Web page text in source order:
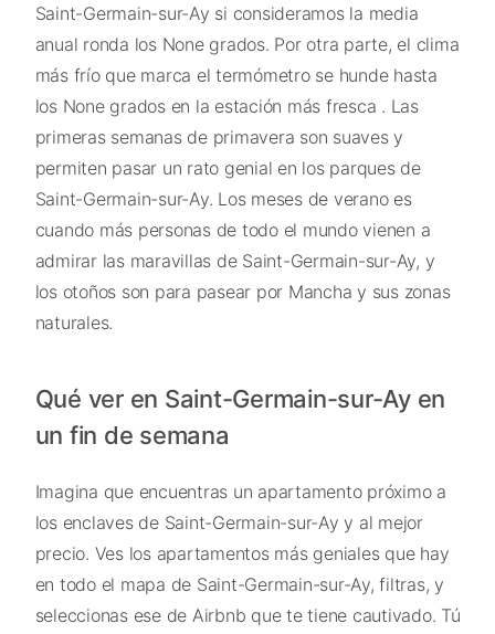
Saint-Germain-sur-Ay si consideramos la media
anual ronda los None grados. Por otra parte, el clima
más frío que marca el termómetro se hunde hasta
los None grados en la estación más fresca . Las
primeras semanas de primavera son suaves y
permiten pasar un rato genial en los parques de
Saint-Germain-sur-Ay. Los meses de verano es
cuando más personas de todo el mundo vienen a
admirar las maravillas de Saint-Germain-sur-Ay, y
los otoños son para pasear por Mancha y sus zonas
naturales.
Qué ver en Saint-Germain-sur-Ay en
un fin de semana
Imagina que encuentras un apartamento próximo a
los enclaves de Saint-Germain-sur-Ay y al mejor
precio. Ves los apartamentos más geniales que hay
en todo el mapa de Saint-Germain-sur-Ay, filtras, y
seleccionas ese de Airbnb que te tiene cautivado. Tú